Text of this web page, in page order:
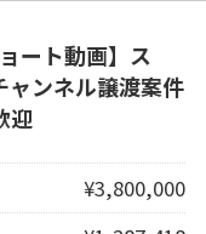
ート動画】ス
ンネル譲渡案件
迎
¥3,800,000